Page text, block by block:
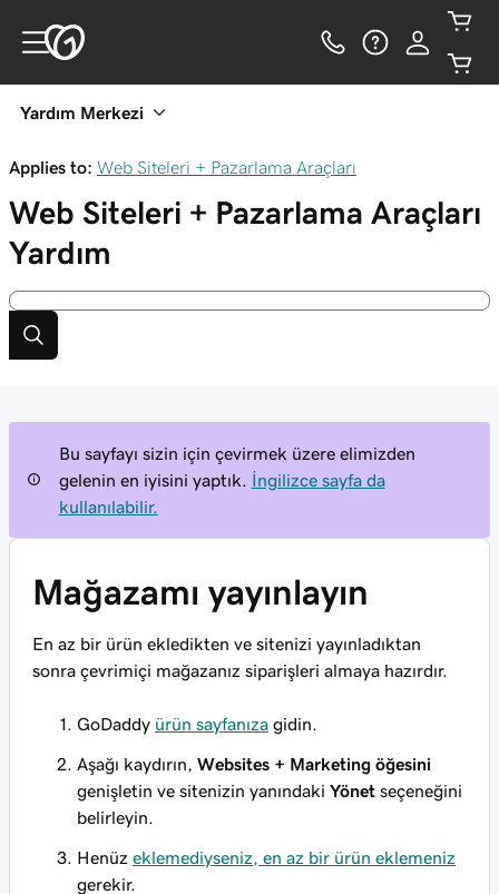
Yardım Merkezi
Applies to: Web Siteleri + Pazarlama Araçları
Web Siteleri + Pazarlama Araçları
Yardım
Bu sayfayı sizin için çevirmek üzere elimizden
gelenin en iyisini yaptık.
İngilizce sayfa da
kullanılabilir.
Mağazamı yayınlayın
En az bir ürün ekledikten ve sitenizi yayınladıktan
sonra çevrimiçi mağazanız siparişleri almaya hazırdır.
GoDaddy ürün sayfanıza gidin.
Aşağı kaydırın, Websites + Marketing öğesini
genişletin ve sitenizin yanındaki Yönet seçeneğini
belirleyin.
Henüz eklemediyseniz, en az bir ürün eklemeniz
gerekir.